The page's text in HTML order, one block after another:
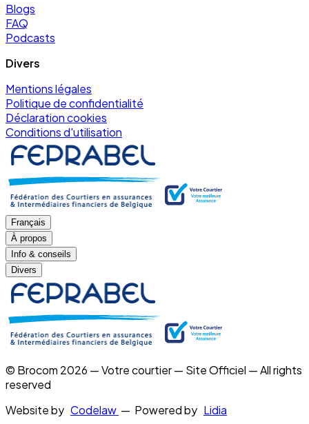
Blogs
FAQ
Podcasts
Divers
Mentions légales
Politique de confidentialité
Déclaration cookies
Conditions d'utilisation
Français
À propos
Info & conseils
Divers
© Brocom 2026 — Votre courtier — Site Officiel — All rights
reserved
Website by Codelaw — Powered by Lidia